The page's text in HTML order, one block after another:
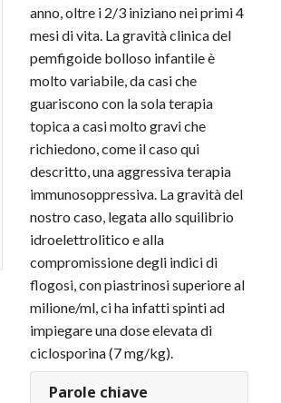
anno, oltre i 2/3 iniziano nei primi 4
mesi di vita. La gravità clinica del
pemfigoide bolloso infantile è
molto variabile, da casi che
guariscono con la sola terapia
topica a casi molto gravi che
richiedono, come il caso qui
descritto, una aggressiva terapia
immunosoppressiva. La gravità del
nostro caso, legata allo squilibrio
idroelettrolitico e alla
compromissione degli indici di
flogosi, con piastrinosi superiore al
milione/ml, ci ha infatti spinti ad
impiegare una dose elevata di
ciclosporina (7 mg/kg).
Parole chiave